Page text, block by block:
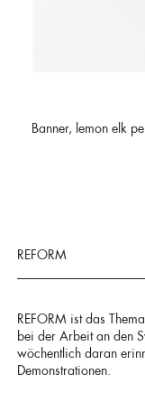
Banner, lemon elk
REFORM
REFORM ist das
bei der Arbeit an den
wöchentlich daran
Demonstrationen.